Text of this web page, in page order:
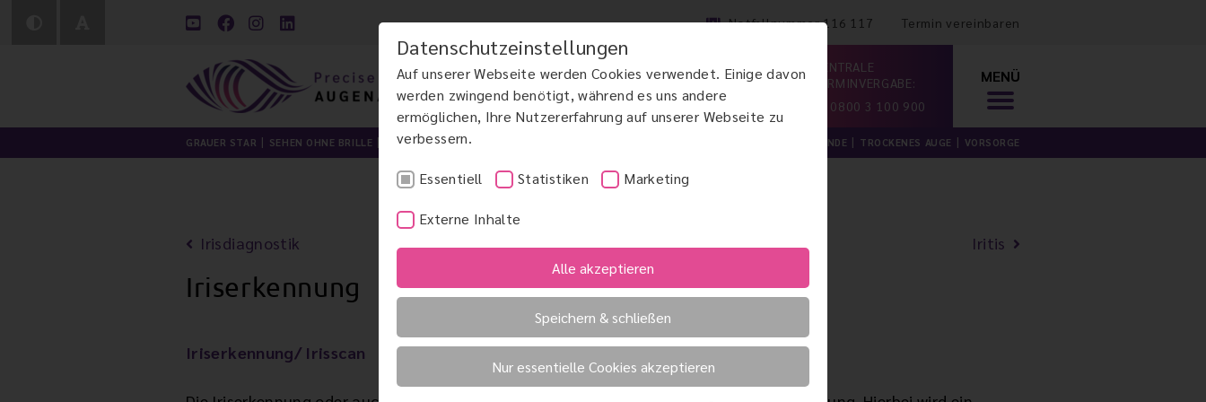
Datenschutzeinstellungen
Auf unserer Webseite werden Cookies verwendet. Einige davon
werden zwingend benötigt, während es uns andere
ermöglichen, Ihre Nutzererfahrung auf unserer Webseite zu
verbessern.
Essentiell Statistiken Marketing
Externe Inhalte
Alle akzeptieren
Speichern & schließen
Nur essentielle Cookies akzeptieren
Notfallnummer 116 117 Termin vereinbaren
ZENTRALE
TERMINVERGABE:
0800 3 100 900
MENÜ
GRAUER STAR SEHEN OHNE BRILLE LIDCHIRURGIE MAKULAERKRANKUNGEN AMD KINDERAUGENHEILKUNDE TROCKENES AUGE VORSORGE
Irisdiagnostik Iritis
Iriserkennung
Iriserkennung/ Irisscan